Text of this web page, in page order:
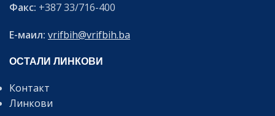
Факс: +387 33/716-400
Е-маил: vrifbih@vrifbih.ba
ОСТАЛИ ЛИНКОВИ
Контакт
Линкови